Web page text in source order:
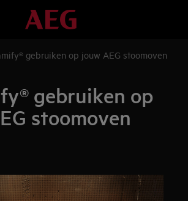
gebruiken op jouw AEG stoomoven
gebruiken op
stoomoven